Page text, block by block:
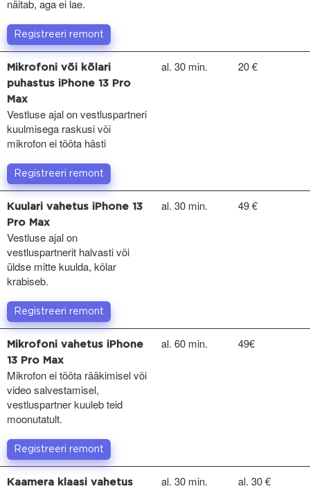
näitab, aga ei lae.
Registreeri remont
Mikrofoni või kõlari
puhastus iPhone 13 Pro
Max
Vestluse ajal on vestluspartneri
kuulmisega raskusi või
mikrofon ei tööta hästi
al. 30 min. 20 €
Registreeri remont
Kuulari vahetus iPhone 13
Pro Max
Vestluse ajal on
vestluspartnerit halvasti või
üldse mitte kuulda, kõlar
krabiseb.
al. 30 min. 49 €
Registreeri remont
Mikrofoni vahetus iPhone
13 Pro Max
Mikrofon ei tööta rääkimisel või
video salvestamisel,
vestluspartner kuuleb teid
moonutatult.
al. 60 min. 49€
Registreeri remont
Kaamera klaasi vahetus
al. 30 min. al. 30 €